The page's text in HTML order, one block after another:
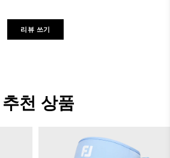
리뷰 쓰기
추천 상품